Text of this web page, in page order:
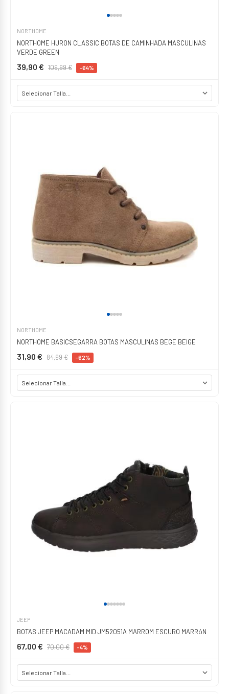
NORTHOME
NORTHOME HURON CLASSIC BOTAS DE CAMINHADA MASCULINAS
VERDE GREEN
39,90 € 109,99 € -64%
NORTHOME
NORTHOME BASICSEGARRA BOTAS MASCULINAS BEGE BEIGE
31,90 € 84,99 € -62%
JEEP
BOTAS JEEP MACADAM MID JM52051A MARROM ESCURO MARRóN
67,00 € 70,00 € -4%